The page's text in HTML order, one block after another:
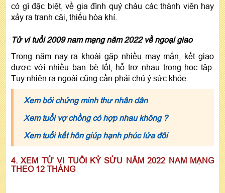
có gì đặc biệt, về gia đình quý cháu các thành viên hay
xảy ra tranh cãi, thiếu hòa khí.
Tử vi tuổi 2009 nam mạng năm 2022 về ngoại giao
Trong năm nay ra khoài gặp nhiều may mắn, kết giao
được với nhiều bạn bè tốt, hỗ trợ nhau trong học tập.
Tuy nhiên ra ngoài cũng cần phải chú ý sức khỏe.
Xem bói chứng minh thư nhân dân
Xem tuổi vợ chồng có hợp nhau không ?
Xem tuổi kết hôn giúp hạnh phúc lứa đôi
4. XEM TỬ VI TUỔI KỶ SỬU NĂM 2022 NAM MẠNG
THEO 12 THÁNG